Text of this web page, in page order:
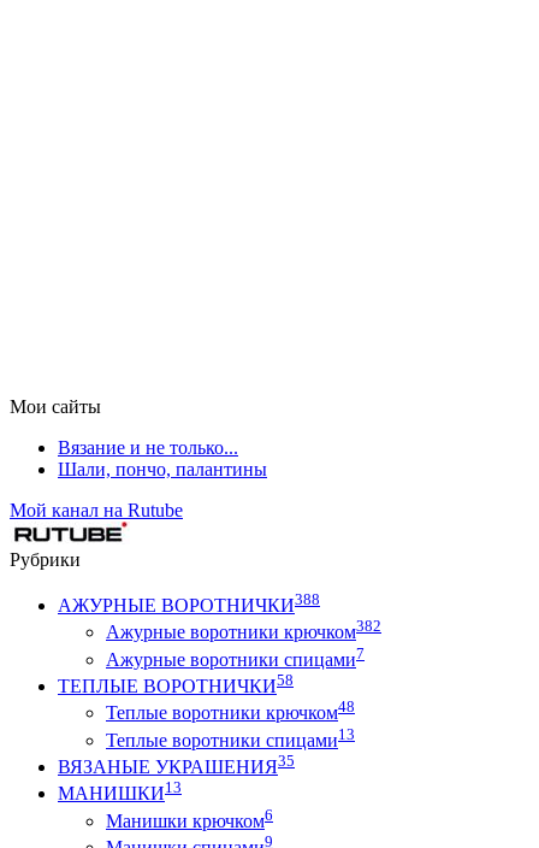
Мои сайты
Вязание и не только...
Шали, пончо, палантины
Мой канал на Rutube
Рубрики
АЖУРНЫЕ ВОРОТНИЧКИ388
Ажурные воротники крючком382
Ажурные воротники спицами7
ТЕПЛЫЕ ВОРОТНИЧКИ58
Теплые воротники крючком48
Теплые воротники спицами13
ВЯЗАНЫЕ УКРАШЕНИЯ35
МАНИШКИ13
Манишки крючком6
9